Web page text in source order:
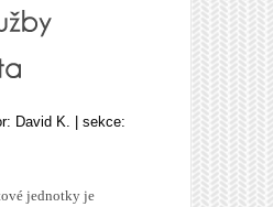
David K. | sekce:
jednotky je